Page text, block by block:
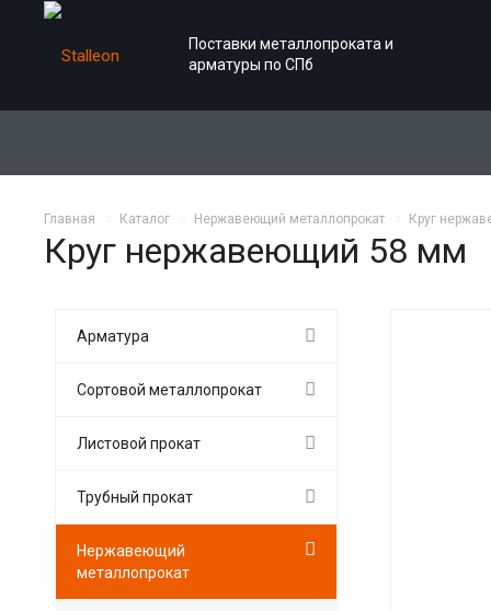
Поставки металлопроката и
арматуры по СПб
Главная Каталог Нержавеющий металлопрокат Круг
Круг нержавеющий 58 мм
Арматура
Сортовой металлопрокат
Листовой прокат
Трубный прокат
Нержавеющий
металлопрокат